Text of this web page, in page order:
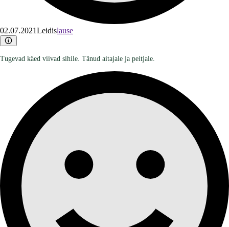
02.07.2021Leidislause
Tugevad käed viivad sihile. Tänud aitajale ja peitjale.